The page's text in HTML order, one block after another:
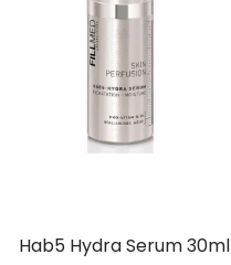
Hab5 Hydra Serum 30ml